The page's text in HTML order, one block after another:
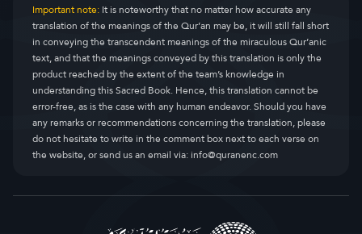
Important note:It is noteworthy that no matter how accurate any
translation of the meanings of the Qur’an may be, it will still fall short
in conveying the transcendent meanings of the miraculous Qur’anic
text, and that the meanings conveyed by this translation is only the
product reached by the extent of the team’s knowledge in
understanding this Sacred Book. Hence, this translation cannot be
error-free, as is the case with any human endeavor. Should you have
any remarks or recommendations concerning the translation, please
do not hesitate to write in the comment box next to each verse on
the website, or send us an email via:info@quranenc.com